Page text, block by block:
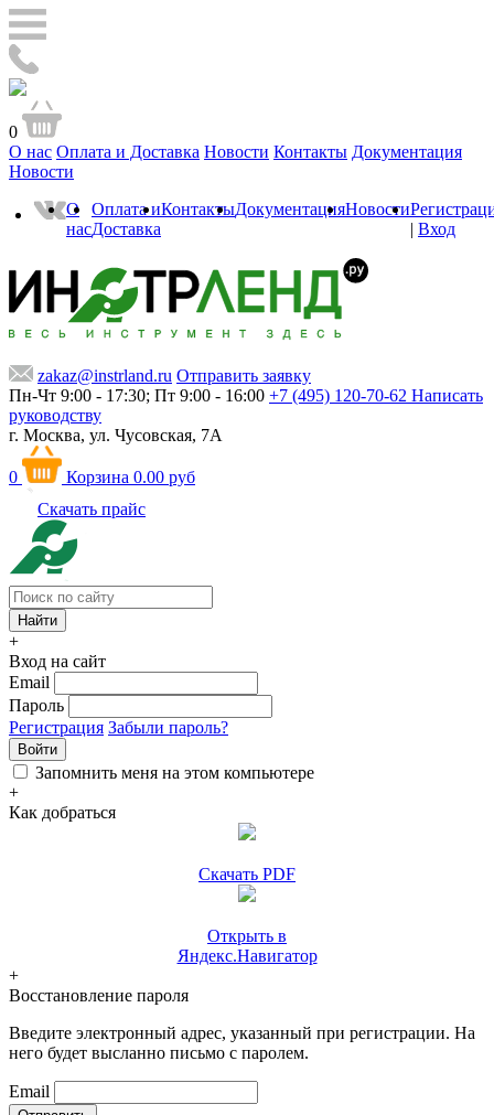
0
О нас Оплата и Доставка Новости Контакты Документация
Новости
О
нас
Оплата и
Доставка
КонтактыДокументацияНовости
| Вход
zakaz@instrland.ru Отправить заявку
Пн-Чт 9:00 - 17:30; Пт 9:00 - 16:00 +7 (495) 120-70-62 Написать
руководству
г. Москва, ул. Чусовская, 7А
0 Корзина 0.00 руб
Скачать прайс
+
Вход на сайт
Email
Пароль
Регистрация Забыли пароль?
Войти
Запомнить меня на этом компьютере
+
Как добраться
Скачать PDF
Открыть в
Яндекс.Навигатор
+
Восстановление пароля
Введите электронный адрес, указанный при регистрации. На
него будет высланно письмо с паролем.
Email